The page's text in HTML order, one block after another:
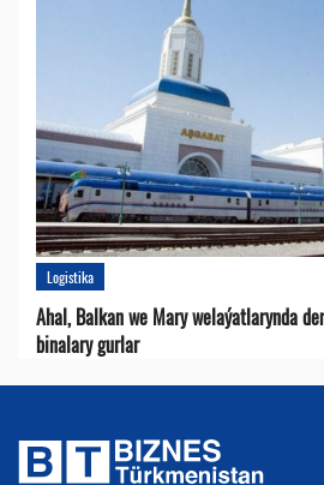
Logistika
Ahal, Balkan we Mary welaýatlarynda
binalary gurlar